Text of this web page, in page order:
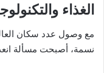
الغذاء
نسمة، أصبحت مسألة